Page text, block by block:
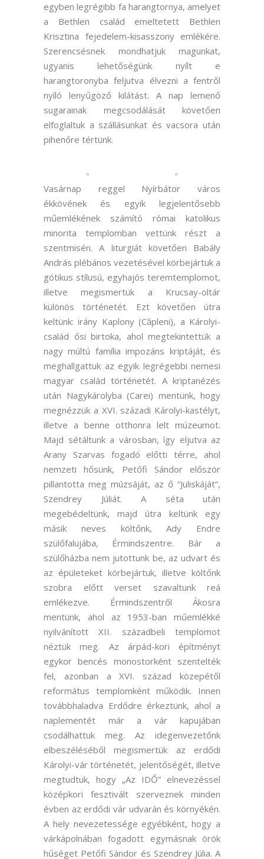
egyben legrégibb fa harangtornya, amelyet
a Bethlen család emeltetett Bethlen
Krisztina fejedelem-kisasszony emlékére.
Szerencsésnek mondhatjuk magunkat,
ugyanis lehetőségünk nyílt e
harangtoronyba feljutva élvezni a fentről
nyíló lenyűgöző kilátást. A nap lemenő
sugarainak megcsodálását követően
elfoglaltuk a szállásunkat és vacsora után
pihenőre tértünk.
Vasárnap reggel Nyírbátor város
ékkövének és egyik legjelentősebb
műemlékének számító római katolikus
minorita templomban vettünk részt a
szentmisén. A liturgiát követően Babály
András plébános vezetésével körbejártuk a
gótikus stílusú, egyhajós teremtemplomot,
illetve megismertük a Krucsay-oltár
különös történetét. Ezt követően útra
keltünk: irány Kaplony (Căpleni), a Károlyi-
család ősi birtoka, ahol megtekintettük a
nagy múltú família impozáns kriptáját, és
meghallgattuk az egyik legrégebbi nemesi
magyar család történetét. A kriptanézés
után Nagykárolyba (Carei) mentünk, hogy
megnézzük a XVI. századi Károlyi-kastélyt,
illetve a benne otthonra lelt múzeumot.
Majd sétáltunk a városban, így eljutva az
Arany Szarvas fogadó előtti térre, ahol
nemzeti hősünk, Petőfi Sándor először
pillantotta meg múzsáját, az ő “Juliskáját”,
Szendrey Júliát. A séta után
megebédeltünk, majd útra keltünk egy
másik neves költőnk, Ady Endre
szülőfalujába, Érmindszentre. Bár a
szülőházba nem jutottunk be, az udvart és
az épületeket körbejártuk, illetve költőnk
szobra előtt verset szavaltunk reá
emlékezve. Érmindszentről Ákosra
mentünk, ahol az 1953-ban műemlékké
nyilvánított XII. századbeli templomot
néztük meg. Az árpád-kori építményt
egykor bencés monostorként szentelték
fel, azonban a XVI. század közepétől
református templomként működik. Innen
továbbhaladva Erdődre érkeztünk, ahol a
naplementét már a vár kapujában
csodálhattuk meg. Az idegenvezetőnk
elbeszéléséből megismertük az erdődi
Károlyi-vár történetét, jelentőségét, illetve
megtudtuk, hogy „Az IDŐ” elnevezéssel
középkori fesztivált szerveznek minden
évben az erdődi vár udvarán és környékén.
A hely nevezetessége egyébként, hogy a
várkápolnában fogadott egymásnak örök
hűséget Petőfi Sándor és Szendrey Júlia. A